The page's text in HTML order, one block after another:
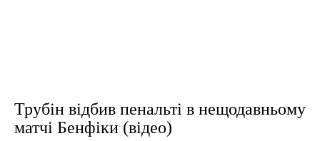
Трубін відбив пенальті в нещодавньому
матчі Бенфіки (відео)